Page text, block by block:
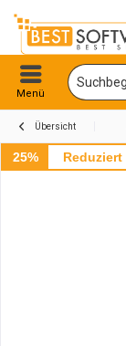
Menü
Übersicht
25% Reduziert